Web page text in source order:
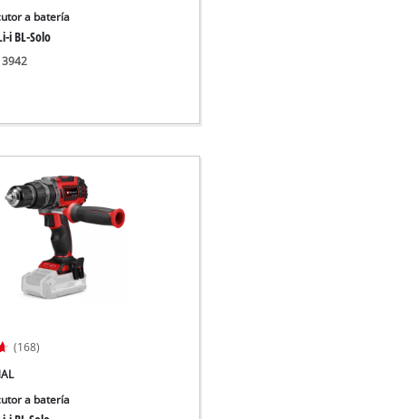
a batería
i BL-Solo
(168)
a batería